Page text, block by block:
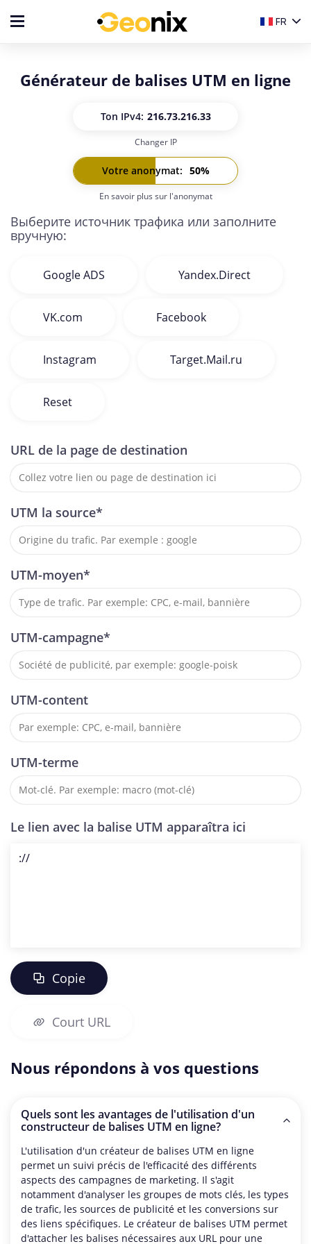
FR
Générateur de balises UTM en ligne
Ton IPv4: 216.73.216.33
Ton IPv6:
Changer IP
Votre anonymat: 50%
En savoir plus sur l'anonymat
Выберите источник трафика или заполните
вручную:
Google ADS Yandex.Direct
VK.com Facebook
Instagram Target.Mail.ru
Reset
URL de la page de destination
UTM la source*
UTM-moyen*
UTM-campagne*
UTM-content
UTM-terme
Le lien avec la balise UTM apparaîtra ici
://
Copie
Court URL
Nous répondons à vos questions
Quels sont les avantages de l'utilisation d'un
constructeur de balises UTM en ligne?
L'utilisation d'un créateur de balises UTM en ligne
permet un suivi précis de l'efficacité des différents
aspects des campagnes de marketing. Il s'agit
notamment d'analyser les groupes de mots clés, les types
de trafic, les sources de publicité et les conversions sur
des liens spécifiques. Le créateur de balises UTM permet
d'attacher les balises nécessaires aux URL pour une